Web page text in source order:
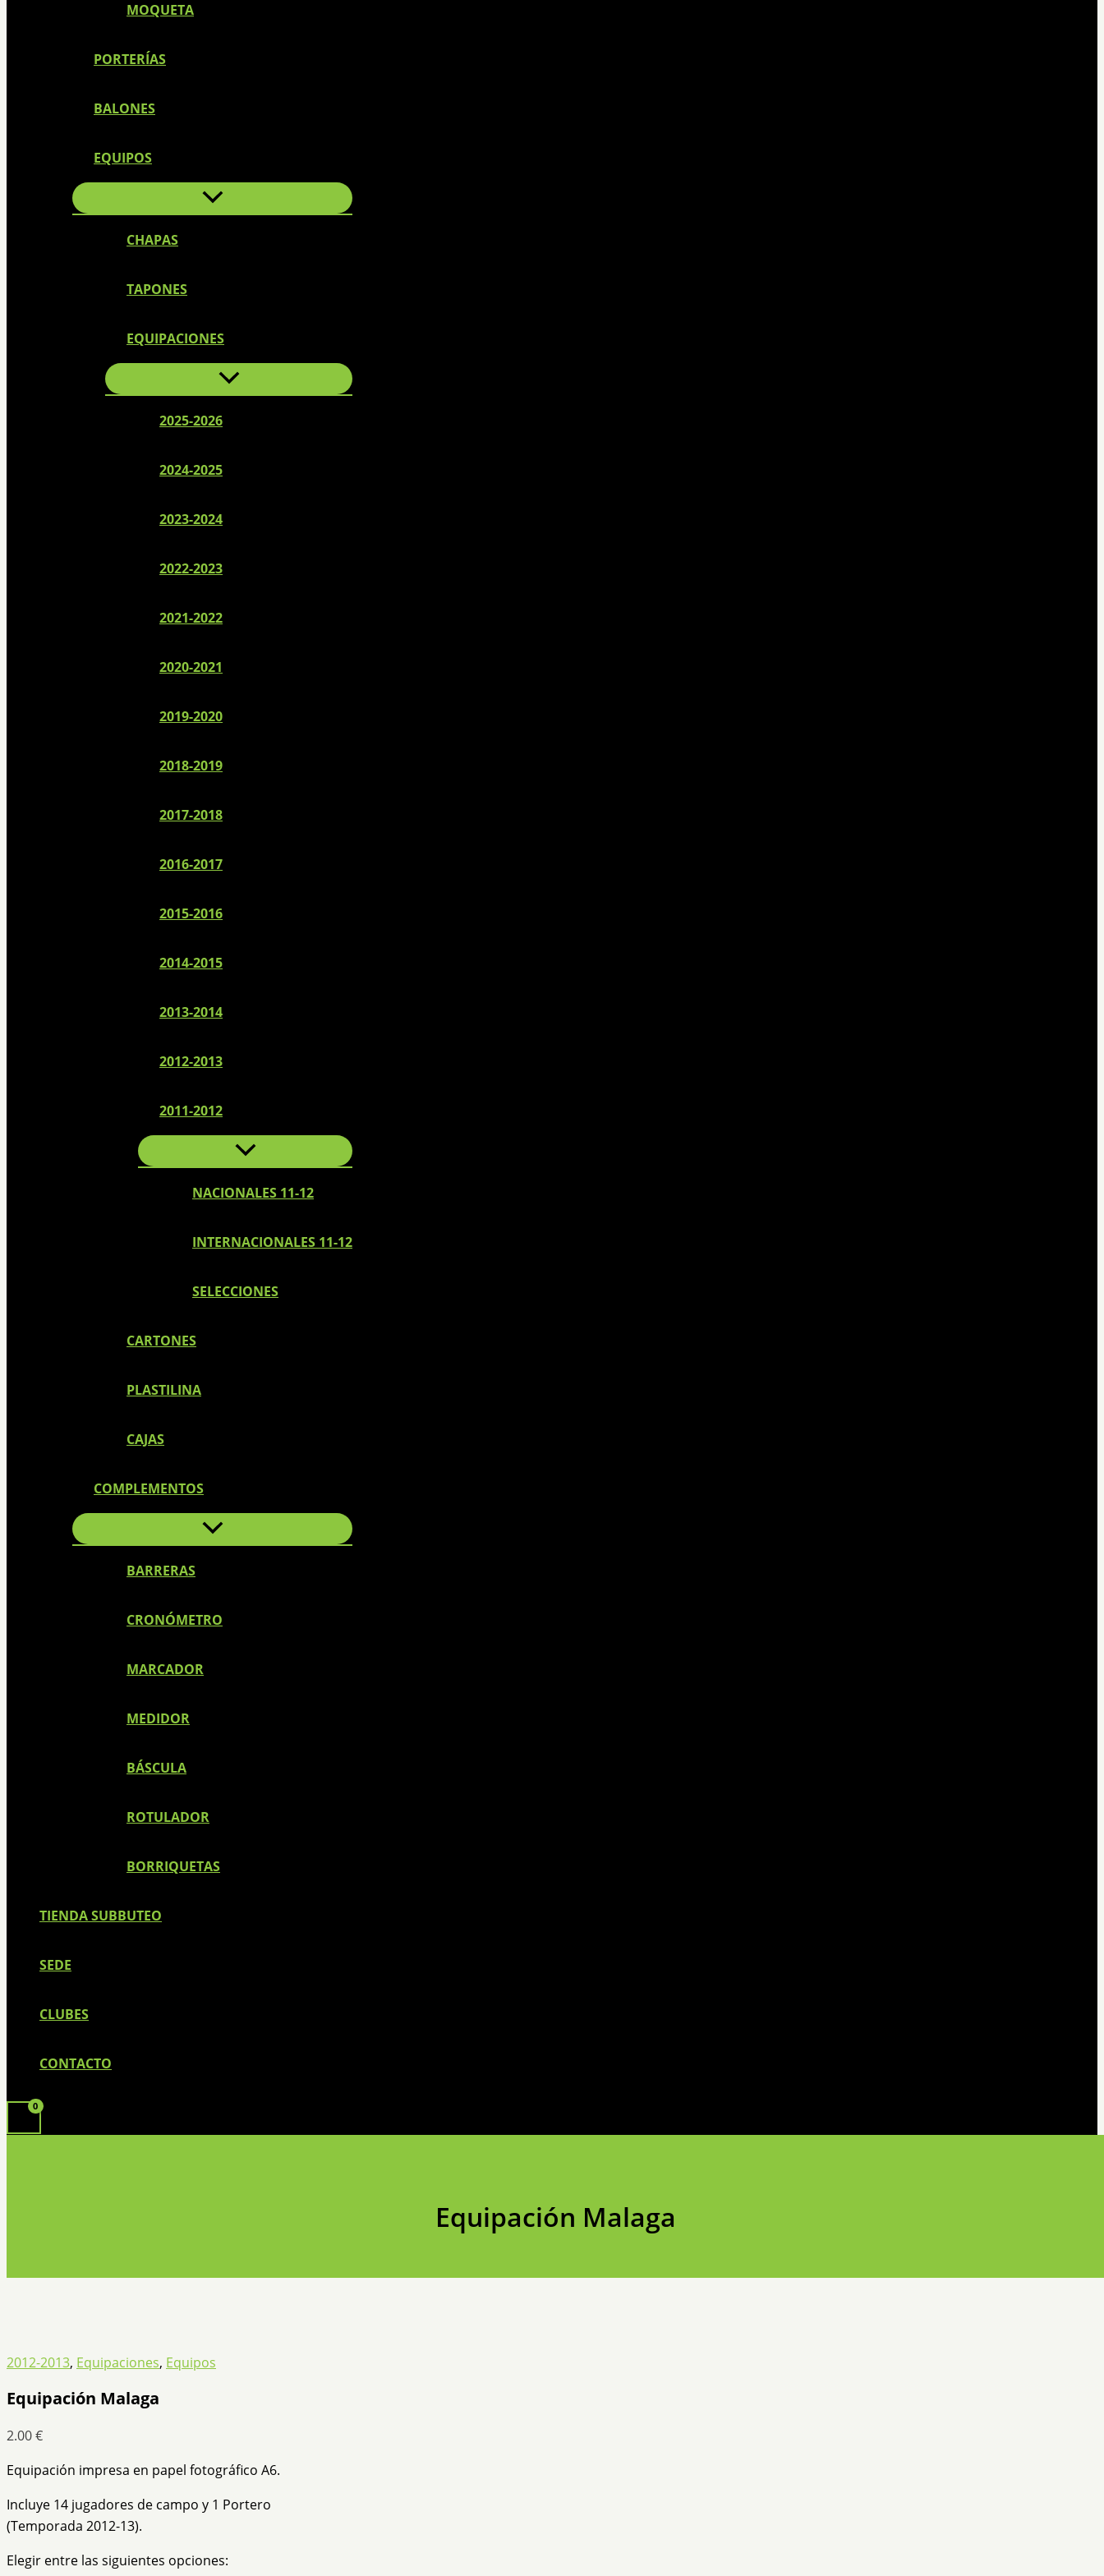
MOQUETA
PORTERÍAS
BALONES
EQUIPOS
CHAPAS
TAPONES
EQUIPACIONES
2025-2026
2024-2025
2023-2024
2022-2023
2021-2022
2020-2021
2019-2020
2018-2019
2017-2018
2016-2017
2015-2016
2014-2015
2013-2014
2012-2013
2011-2012
NACIONALES 11-12
INTERNACIONALES 11-12
SELECCIONES
CARTONES
PLASTILINA
CAJAS
COMPLEMENTOS
BARRERAS
CRONÓMETRO
MARCADOR
MEDIDOR
BÁSCULA
ROTULADOR
BORRIQUETAS
TIENDA SUBBUTEO
SEDE
CLUBES
CONTACTO
Equipación Malaga
2012-2013, Equipaciones, Equipos
Equipación Malaga
2.00€
Equipación impresa en papel fotográfico A6.
Incluye 14 jugadores de campo y 1 Portero
(Temporada 2012-13).
Elegir entre las siguientes opciones: